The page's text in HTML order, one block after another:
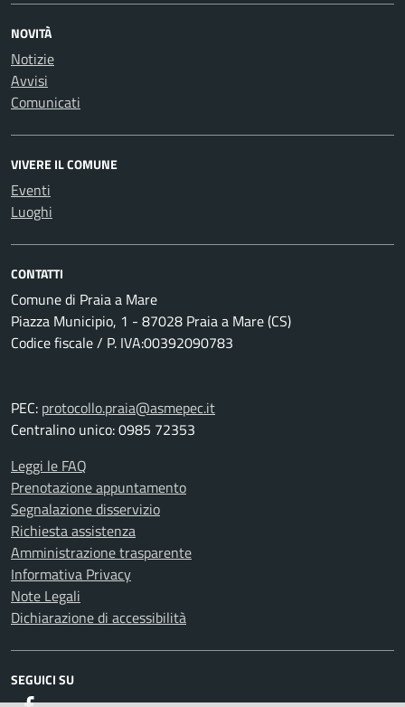
NOVITÀ
Notizie
Avvisi
Comunicati
VIVERE IL COMUNE
Eventi
Luoghi
CONTATTI
Comune di Praia a Mare
Piazza Municipio, 1 - 87028 Praia a Mare (CS)
Codice fiscale / P. IVA:00392090783
PEC: protocollo.praia@asmepec.it
Centralino unico: 0985 72353
Leggi le FAQ
Prenotazione appuntamento
Segnalazione disservizio
Richiesta assistenza
Amministrazione trasparente
Informativa Privacy
Note Legali
Dichiarazione di accessibilità
SEGUICI SU